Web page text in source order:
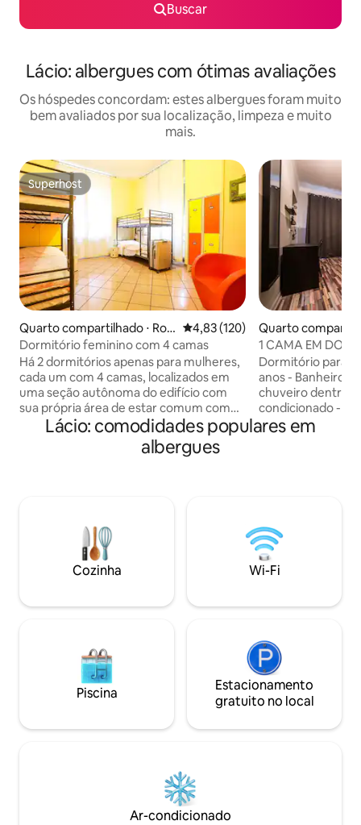
Buscar
Lácio: albergues com ótimas avaliações
Os hóspedes concordam: estes albergues foram muito
bem avaliados por sua localização, limpeza e muito
mais.
Superhost
Superhost
Quarto compartilhado ⋅ Ro
ma
4,83 de uma avaliação média de
4,83 (120)
Dormitório feminino com 4 camas
Há 2 dormitórios apenas para mulheres,
cada um com 4 camas, localizados em
uma seção autônoma do edifício com
sua própria área de estar comum com
chaleira, micro-ondas e torradeira. Há
dois banheiros modernos/estilosos para
8 hóspedes no total do outro lado do
armário individual para objetos de valor e
acesso ao nosso jardim privado. Roupa
de cama e cobertores fornecidos.
Toalhas disponíveis para alugar.
Quarto
1 CAMA EM
6 QUARTOS
Dormitório para
anos - Banheiro
chuveiro dentro
condicionado -
incluída - Toalhas
- Recepção 24 horas Os quartos
estar no prédio
prédio do lado do bar CIR:
00055
Lácio: comodidades populares em
albergues
Cozinha Wi-Fi
Piscina
Estacionamento
gratuito no local
Ar-condicionado